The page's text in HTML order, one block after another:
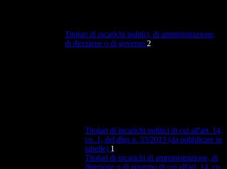
Titolari di incarichi politici, di amministrazione,
di direzione o di governo 2
Titolari di incarichi politici di cui all'art. 14,
co. 1, del dlgs n. 33/2013 (da pubblicare in
tabelle) 1
Titolari di incarichi di amministrazione, di
direzione o di governo di cui all'art. 14, co.